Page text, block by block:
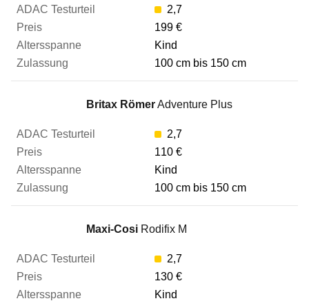
2,7
199 €
Kind
100 cm bis 150 cm
Britax RömerAdventure Plus
2,7
110 €
Kind
100 cm bis 150 cm
Maxi-Cosi Rodifix M
2,7
130 €
Kind